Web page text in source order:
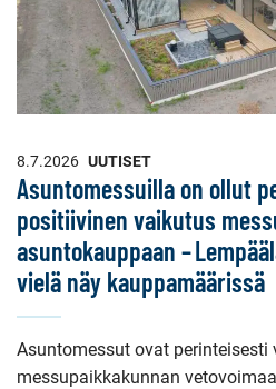
8.7.2026 UUTISET
Asuntomessuilla on ollut
positiivinen vaikutus
asuntokauppaan –
vielä näy kauppamäärissä
Asuntomessut ovat perinteisesti
messupaikkakunnan